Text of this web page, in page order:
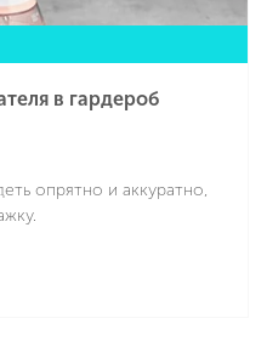
в гардероб
опрятно и аккуратно,